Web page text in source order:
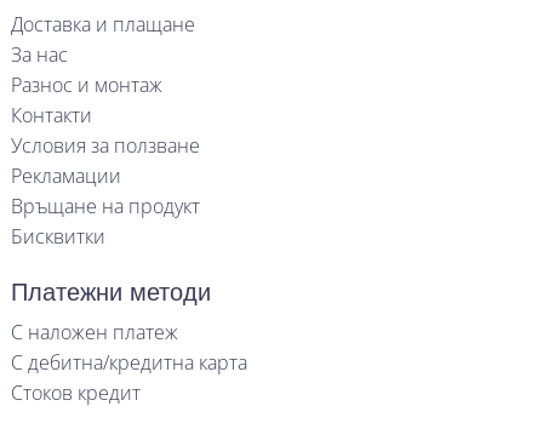
Доставка и плащане
За нас
Разнос и монтаж
Контакти
Условия за ползване
Рекламации
Връщане на продукт
Бисквитки
Платежни методи
С наложен платеж
С дебитна/кредитна карта
Стоков кредит